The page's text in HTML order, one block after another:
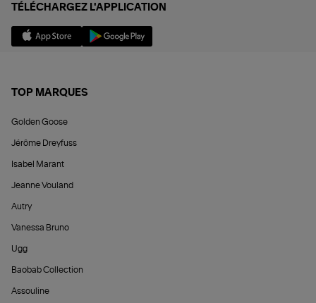
TÉLÉCHARGEZ L'APPLICATION
TOP MARQUES
Golden Goose
Jérôme Dreyfuss
Isabel Marant
Jeanne Vouland
Autry
Vanessa Bruno
Ugg
Baobab Collection
Assouline